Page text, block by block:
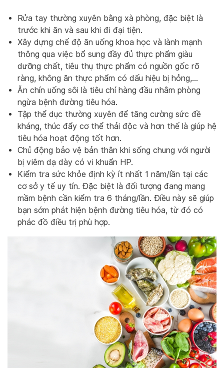
Rửa tay thường xuyên bằng xà phòng, đặc biệt là
trước khi ăn và sau khi đi đại tiện.
Xây dựng chế độ ăn uống khoa học và lành mạnh
thông qua việc bổ sung đầy đủ thực phẩm giàu
dưỡng chất, tiêu thụ thực phẩm có nguồn gốc rõ
ràng, không ăn thực phẩm có dấu hiệu bị hỏng,…
Ăn chín uống sôi là tiêu chí hàng đầu nhằm phòng
ngừa bệnh đường tiêu hóa.
Tập thể dục thường xuyên để tăng cường sức đề
kháng, thúc đẩy cơ thể thải độc và hơn thế là giúp hệ
tiêu hóa hoạt động tốt hơn.
Chủ động bảo vệ bản thân khi sống chung với người
bị viêm dạ dày có vi khuẩn HP.
Kiểm tra sức khỏe định kỳ ít nhất 1 năm/lần tại các
cơ sở y tế uy tín. Đặc biệt là đối tượng đang mang
mầm bệnh cần kiểm tra 6 tháng/lần. Điều này sẽ giúp
bạn sớm phát hiện bệnh đường tiêu hóa, từ đó có
phác đồ điều trị phù hợp.